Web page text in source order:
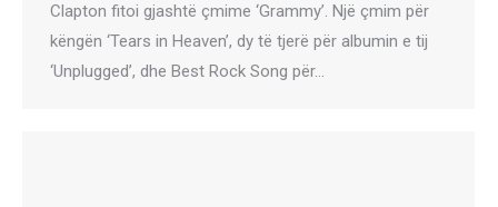
Clapton fitoi gjashtë çmime ‘Grammy’. Një çmim për
këngën ‘Tears in Heaven’, dy të tjerë për albumin e tij
‘Unplugged’, dhe Best Rock Song për…